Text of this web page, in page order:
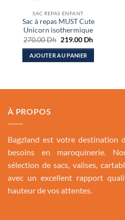
SAC REPAS ENFANT
Sac à repas MUST Cute
Unicorn isothermique
270.00Dh Le
initial
était :
219.00 DhLe
actuel
AJOUTER AU PANIER
À PROPOS
Bagzland est votre destination
besoins en maroquinerie.
sélection de sacs, valises,
avec un excellent rapport
hauteur de vos attentes.